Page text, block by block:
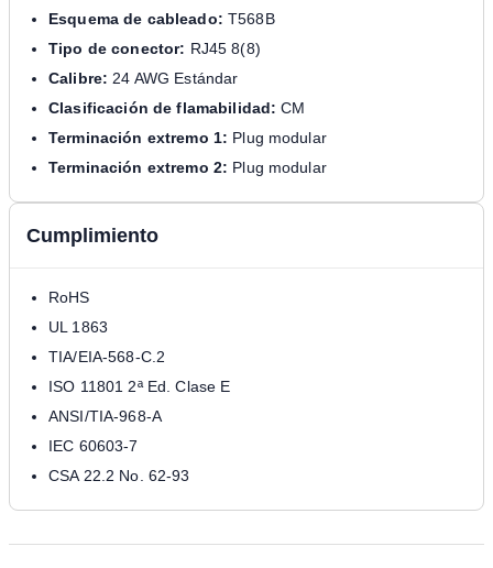
Esquema de cableado: T568B
Tipo de conector: RJ45 8(8)
Calibre: 24 AWG Estándar
Clasificación de flamabilidad: CM
Terminación extremo 1: Plug modular
Terminación extremo 2: Plug modular
Cumplimiento
RoHS
UL 1863
TIA/EIA-568-C.2
ISO 11801 2ª Ed. Clase E
ANSI/TIA-968-A
IEC 60603-7
CSA 22.2 No. 62-93